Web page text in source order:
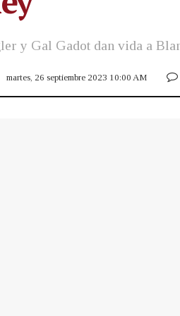
y Gal Gadot dan vida a
martes, 26 septiembre 2023 10:00 AM